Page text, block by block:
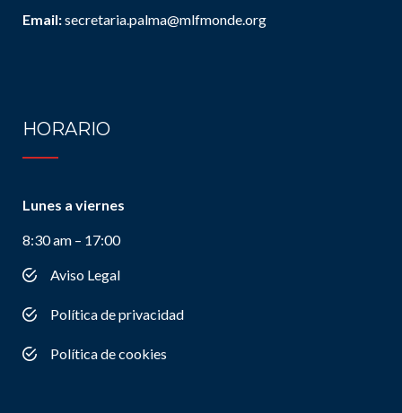
Email:secretaria.palma@mlfmonde.org
HORARIO
Lunes a viernes
8:30 am – 17:00
Aviso Legal
Política de privacidad
Política de cookies